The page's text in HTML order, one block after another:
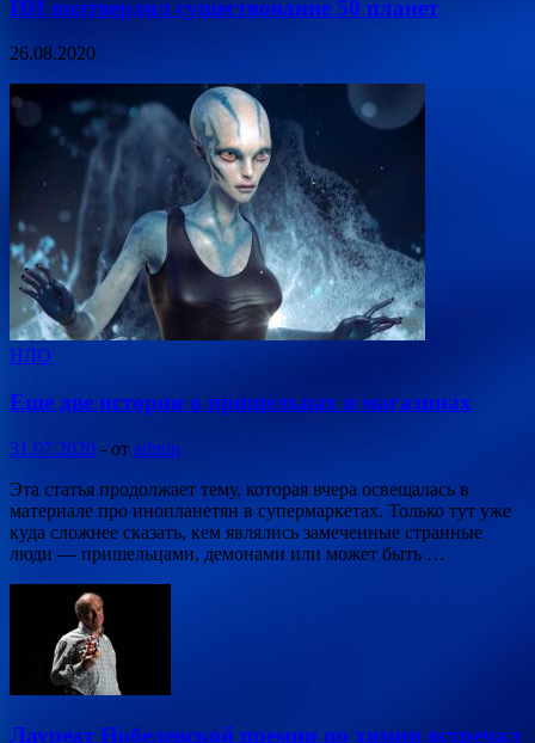
ИИ подтвердил существование 50 планет
26.08.2020
НЛО
Еще две истории о пришельцах в магазинах
31.07.2020 - от admin
Эта статья продолжает тему, которая вчера освещалась в
материале про инопланетян в супермаркетах. Только тут уже
куда сложнее сказать, кем являлись замеченные странные
люди — пришельцами, демонами или может быть …
Лауреат Нобелевской премии по химии встречал